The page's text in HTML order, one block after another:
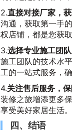
2.直接对接厂家，
沟通，获取第一手
权店铺，都是您获
3.选择专业施工团
施工团队的技术水
工的一站式服务，
4.关注售后服务，
装修之旅增添更多
享受美好家居生活。
四、结语